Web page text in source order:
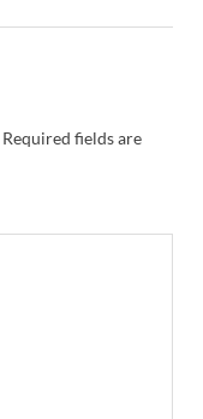
Required fields are